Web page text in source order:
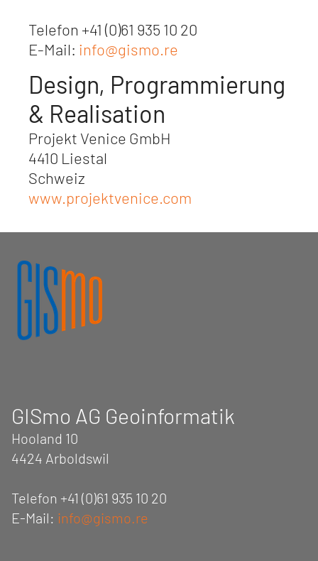
Telefon +41 (0)61 935 10 20
E-Mail: info@gismo.re
Design, Programmierung
& Realisation
Projekt Venice GmbH
4410 Liestal
Schweiz
www.projektvenice.com
GISmo AG Geoinformatik
Hooland 10
4424 Arboldswil
Telefon +41 (0)61 935 10 20
E-Mail: info@gismo.re